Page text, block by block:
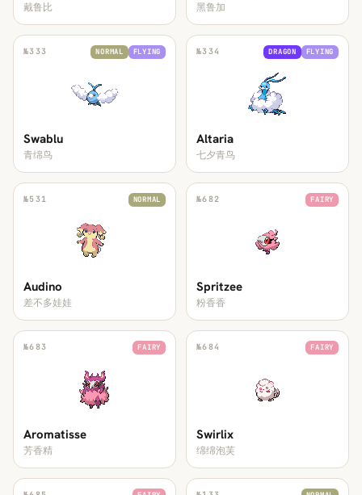
戴鲁比 黑鲁加
№333 NORMAL FLYING
Swablu
青绵鸟
№334 DRAGON FLYING
Altaria
七夕青鸟
№531 NORMAL
Audino
差不多娃娃
№682 FAIRY
Spritzee
粉香香
№683 FAIRY
Aromatisse
芳香精
№684 FAIRY
Swirlix
绵绵泡芙